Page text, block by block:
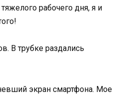
рабочего дня, я и
В трубке раздались
экран смартфона. Мое